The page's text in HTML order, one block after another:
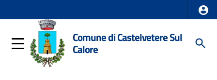
Comune di Castelvetere Sul
Calore